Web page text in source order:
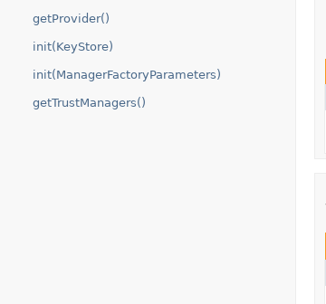
getProvider()
init(KeyStore)
init(ManagerFactoryParameters)
getTrustManagers()